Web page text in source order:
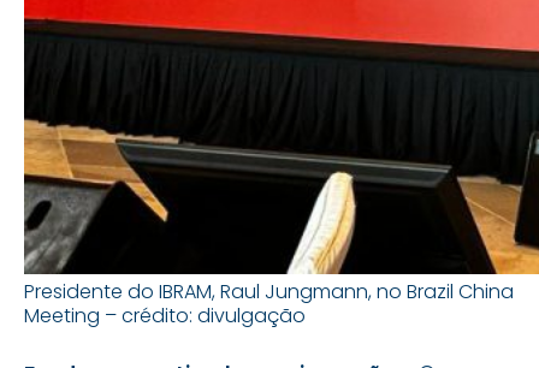
Presidente do IBRAM, Raul Jungmann, no Brazil China
Meeting – crédito: divulgação